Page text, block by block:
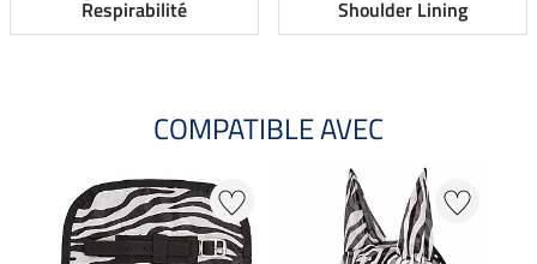
Respirabilité Shoulder Lining
COMPATIBLE AVEC